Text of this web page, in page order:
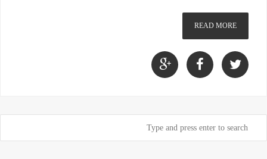
READ MORE